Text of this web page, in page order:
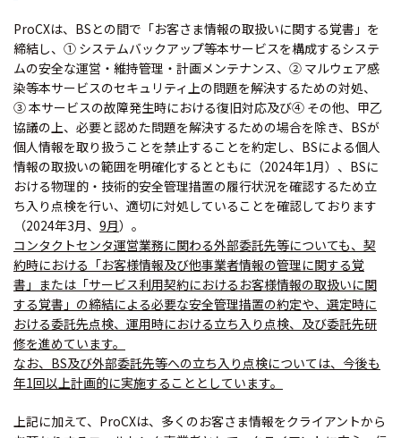
ProCXは、BSとの間で「お客さま情報の取扱いに関する覚書」を
締結し、① システムバックアップ等本サービスを構成するシステ
ムの安全な運営・維持管理・計画メンテナンス、② マルウェア感
染等本サービスのセキュリティ上の問題を解決するための対処、
③ 本サービスの故障発生時における復旧対応及び④ その他、甲乙
協議の上、必要と認めた問題を解決するための場合を除き、BSが
個人情報を取り扱うことを禁止することを約定し、BSによる個人
情報の取扱いの範囲を明確化するとともに（2024年1月）、BSに
おける物理的・技術的安全管理措置の履行状況を確認するため立
ち入り点検を行い、適切に対処していることを確認しております
（2024年3月、 9月）。
コンタクトセンタ運営業務に関わる外部委託先等についても、契
約時における「お客様情報及び他事業者情報の管理に関する覚
書」または「サービス利用契約におけるお客様情報の取扱いに関
する覚書」の締結による必要な安全管理措置の約定や、選定時に
おける委託先点検、運用時における立ち入り点検、及び委託先研
修を進めています。
なお、BS及び外部委託先等への立ち入り点検については、今後も
年1回以上計画的に実施することとしています。
上記に加えて、ProCXは、多くのお客さま情報をクライアントから